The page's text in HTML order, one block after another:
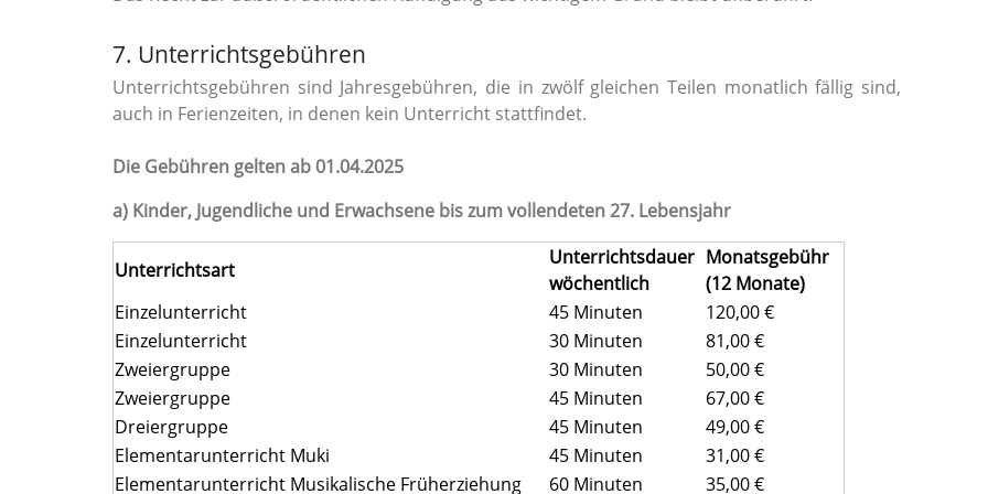
7. Unterrichtsgebühren
Unterrichtsgebühren sind Jahresgebühren, die in zwölf gleichen Teilen monatlich fällig sind,
auch in Ferienzeiten, in denen kein Unterricht stattfindet.
Die Gebühren gelten ab 01.04.2025
a) Kinder, Jugendliche und Erwachsene bis zum vollendeten 27. Lebensjahr
Unterrichtsart
Unterrichtsdauer
wöchentlich
Monatsgebühr
(12 Monate)
Einzelunterricht
45 Minuten
120,00 €
Einzelunterricht
30 Minuten
81,00 €
Zweiergruppe
30 Minuten
50,00 €
Zweiergruppe
45 Minuten
67,00 €
Dreiergruppe
45 Minuten
49,00 €
Elementarunterricht Muki
45 Minuten
31,00 €
Elementarunterricht Musikalische Früherziehung
60 Minuten 35,00 €